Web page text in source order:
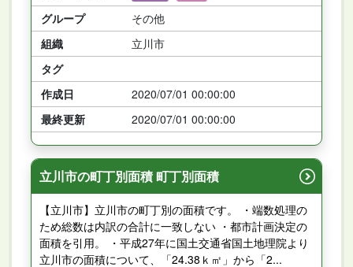
グループ
その他
組織
立川市
タグ
作成日
2020/07/01 00:00:00
最終更新
2020/07/01 00:00:00
立川市の町丁別面積 町丁別面積
【立川市】立川市の町丁別の面積です。 ・端数処理の
ため総数は内訳の合計に一致しない ・都市計画決定の
面積を引用。 ・平成27年に国土交通省国土地理院より
立川市の面積について、「24.38ｋ㎡」から「2...